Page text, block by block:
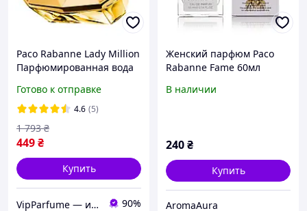
Paco Rabanne Lady Million
Парфюмированная вода
Женская парфюмерия
Paco Rabanne Пако рабан)
Готово к отправке
4.6 (5)
449₴
1 793 ₴
Купить
VipParfume — интернет-магазин парфюмерии и косметики 90%
Женский парфюм Paco
Rabanne Fame 60мл
В наличии
240₴
Купить
AromaAura